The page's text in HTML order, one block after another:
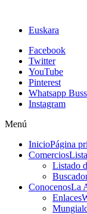
Euskara
Facebook
Twitter
YouTube
Pinterest
Whatsapp
Instagram
Menú
InicioPágina
Comercios
Listado
ConocenosLa
Enlaces